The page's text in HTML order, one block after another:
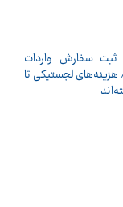
ثبت سفارش واردات
لجستیکی تا